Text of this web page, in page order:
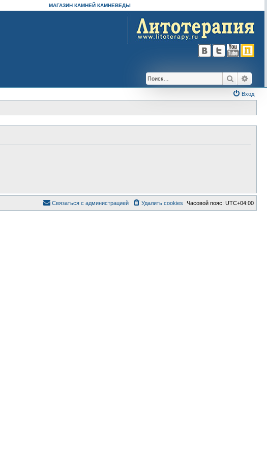
МАГАЗИН КАМНЕЙ КАМНЕВЕДЫ
Поиск
Вход
Часовой пояс: UTC+04:00
Удалить cookies
Связаться с администрацией